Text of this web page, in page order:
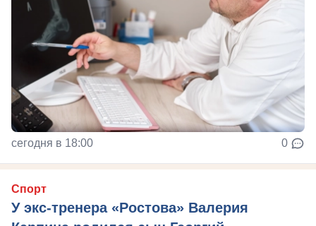
сегодня в 18:00 0
Спорт
У экс-тренера «Ростова» Валерия